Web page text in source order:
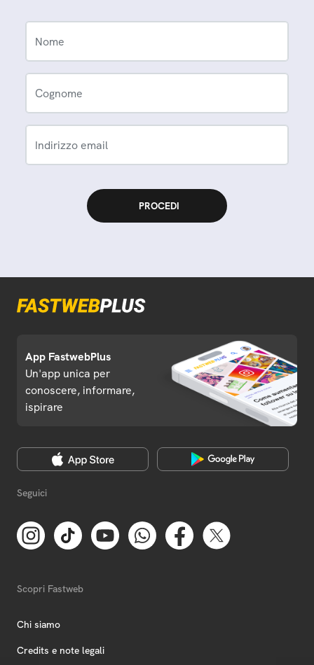
Nome
Cognome
Indirizzo email
App FastwebPlus
Un'app unica per
conoscere, informare,
ispirare
Seguici
Scopri Fastweb
Chi siamo
Credits e note legali